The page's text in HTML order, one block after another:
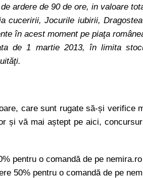
ardere de 90 de ore, in valoare
cuceririi, Jocurile iubirii,
în acest moment pe piaţa
de 1 martie 2013, în limita
care sunt rugate să-și verifice
și vă mai aștept pe aici,
pentru o comandă de pe nemira.ro
50% pentru o comandă de pe